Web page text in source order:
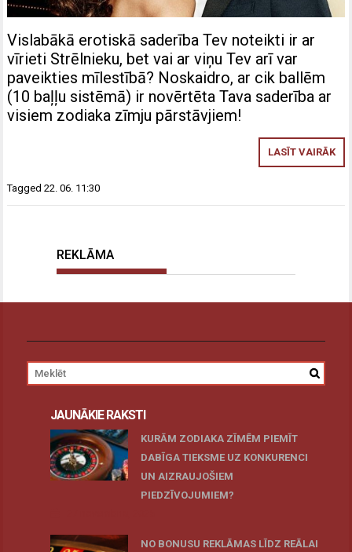
Vislabākā erotiskā saderība Tev noteikti ir ar
vīrieti Strēlnieku, bet vai ar viņu Tev arī var
paveikties mīlestībā? Noskaidro, ar cik ballēm
(10 baļļu sistēmā) ir novērtēta Tava saderība ar
visiem zodiaka zīmju pārstāvjiem!
LASĪT VAIRĀK
Tagged22. 06. 11:30
REKLĀMA
JAUNĀKIE RAKSTI
KURĀM ZODIAKA ZĪMĒM PIEMĪT
DABĪGA TIEKSME UZ KONKURENCI
UN AIZRAUJOŠIEM
PIEDZĪVOJUMIEM?
NO BONUSU REKLĀMAS LĪDZ REĀLAI